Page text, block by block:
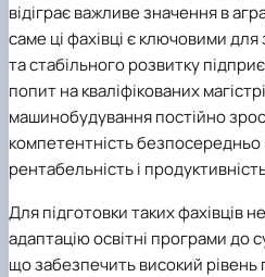
відіграє важливе значення в
саме ці фахівці є ключовими
та стабільного розвитку
попит на кваліфікованих
машинобудування постійно
компетентність
рентабельність і
Для підготовки таких фахівців
адаптацію освітні програми до
що забезпечить високий рівень